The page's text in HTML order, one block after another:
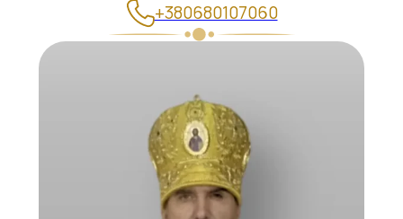
+380680107060